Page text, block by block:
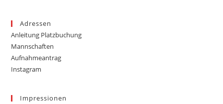
Adressen
Anleitung Platzbuchung
Mannschaften
Aufnahmeantrag
Instagram
Impressionen